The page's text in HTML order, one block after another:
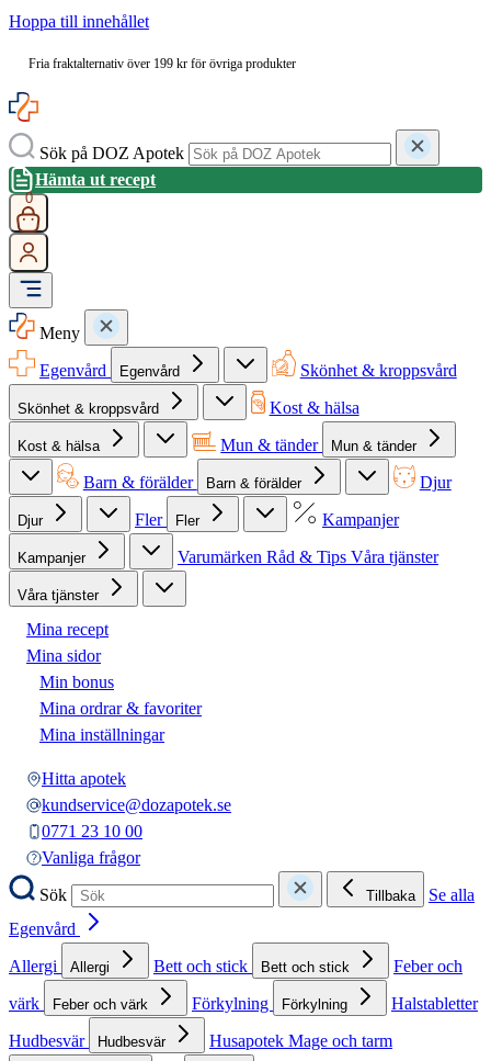
Hoppa till innehållet
Fria fraktalternativ över 199 kr för övriga produkter
Sök på DOZ Apotek
Hämta ut recept
0
Meny
Egenvård
Egenvård Skönhet & kroppsvård
Skönhet & kroppsvård Kost & hälsa
Kost & hälsa Mun & tänder Mun & tänder
Barn & förälder Barn & förälder Djur
Djur Fler Fler Kampanjer
Kampanjer Varumärken Råd & Tips Våra tjänster
Våra tjänster
Mina recept
Mina sidor
Min bonus
Mina ordrar & favoriter
Mina inställningar
Hitta apotek
kundservice@dozapotek.se
0771 23 10 00
Vanliga frågor
Sök
Tillbaka
Se alla
Egenvård
Allergi
Allergi Bett och stick Bett och stick
Feber och
värk
Feber och värk Förkylning Förkylning
Halstabletter
Hudbesvär
Hudbesvär Husapotek Mage och tarm